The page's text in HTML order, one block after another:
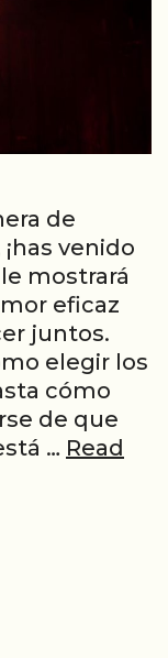
de
venido
mostrará
eficaz
juntos.
elegir los
cómo
de que
… Read